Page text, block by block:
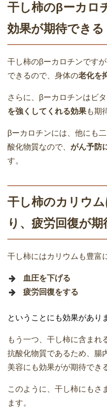
干し柿のβーカロ
効果が期待できる
干し柿のβーカロチンです
できるので、身体の老化を
さらに、βーカロチンはビ
を強くしてくれる効果も期
βーカロチンには、他にも
酸化物質なので、 がん予防
す。
干し柿のカリウ
り、疲労回復が期
干し柿にはカリウムも豊富
血圧を下げる
疲労回復をする
ということにも効果があり
もう一つ、干し柿に含まれ
抗酸化物質であるため、腸
美容にも効果がが期待でき
このように、干し柿にもさ
ます。